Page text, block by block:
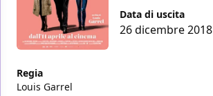
Data di uscita
26 dicembre 2018
Regia
Louis Garrel